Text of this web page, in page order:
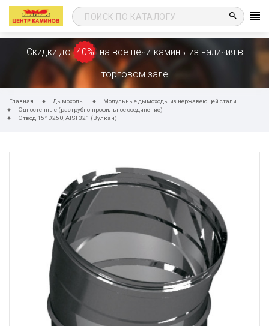
search
Скидки до 40% на все печи-камины из наличия в
торговом зале
Главная Дымоходы
Модульные дымоходы из нержавеющей стали
Одностенные (раструбно-профильное соединение)
Отвод 15° D250, AISI 321 (Вулкан)